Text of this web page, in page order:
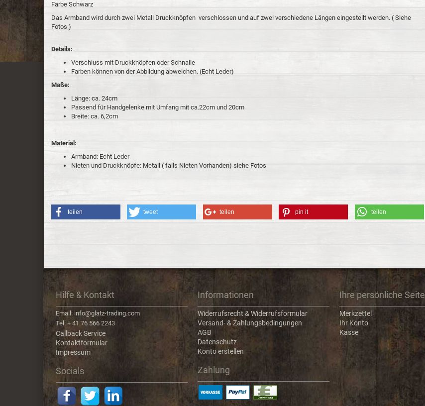
Farbe Schwarz
Das Armband wird durch zwei Metall Druckknöpfen verschlossen und auf zwei verschiedene Längen eingestellt werden. ( Siehe
Fotos )
Details:
Verschluss mit Druckknöpfen oder Schnalle
Farben können von der Abbildung abweichen. (Echt Leder)
Maße:
Länge: ca. 24cm
Passend für Handgelenke mit Umfang mit ca.22cm und 20cm
Breite: ca. 6,2cm
Material:
Armband: Echt Leder
Nieten und Druckknöpfe: Metall ( falls Nieten Vorhanden) siehe Fotos
teilen tweet teilen pin it teilen
Hilfe & Kontakt
Email: info@glatz-trading.com
Tel: + 41 76 566 2243
Callback Service
Kontaktformular
Impressum
Socials
Informationen
Widerrufsrecht & Widerrufsformular
Versand- & Zahlungsbedingungen
AGB
Datenschutz
Konto erstellen
Zahlung
Ihre persönliche Seite
Merkzettel
Ihr Konto
Kasse